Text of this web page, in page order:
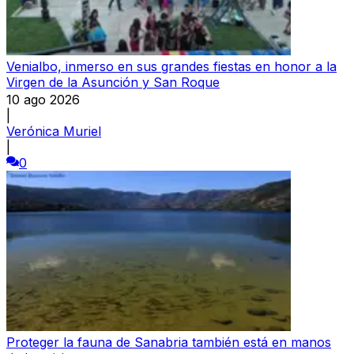
Venialbo, inmerso en sus grandes fiestas en honor a la
Virgen de la Asunción y San Roque
10 ago 2026
Verónica Muriel
0
Proteger la fauna de Sanabria también está en manos